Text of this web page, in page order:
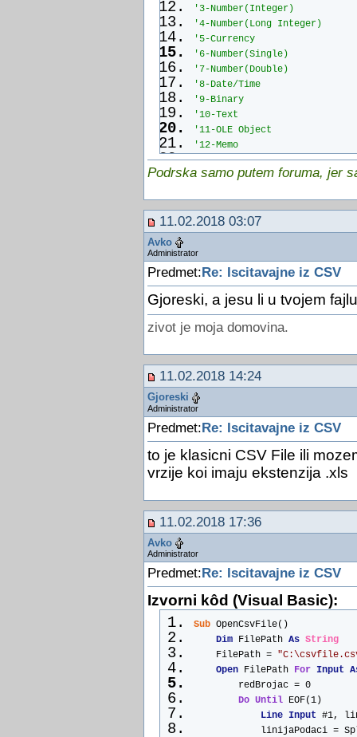
'3-Number(Integer)
'4-Number(Long Integer)
'5-Currency
'6-Number(Single)
'7-Number(Double)
'8-Date/Time
'9-Binary
'10-Text
'11-OLE Object
'12-Memo
Set Db = CurrentDb()
tdf.Fields.Append fld
Set
Set fld = Nothing
Nothing
End
Function
Function
Dim fld As DAO.Field
Dim tdf As DAO.TableDef
Set
For Each tdf In Db.TableDefs
If tdf.Name = ImeTabele Then
DoCmd.DeleteObject acTable,
End If
Next tdf
Set Db = CurrentDb
Set tdf =
fld.Attributes =
With tdf.Fields
.Append fld
.Refresh
Db.TableDefs.Append tdf
Set fld = Nothing
Set tdf =
Nothing
Set Db = Nothing
Function
ImportCSV(ImeCsv
DAO.Database
Podrska samo putem foruma, jer
11.02.2018 03:07
Avko
Administrator
Predmet: Re: Iscitavajne iz CSV
Gjoreski, a jesu li u tvojem
zivot je moja domovina.
11.02.2018 14:24
Gjoreski
Administrator
Predmet:Re: Iscitavajne iz CSV
to je klasicni CSV File ili
vrzije koi imaju ekstenzija .xls
11.02.2018 17:36
Avko
Administrator
Predmet: Re: Iscitavajne iz CSV
Izvorni kôd (Visual Basic):
Sub OpenCsvFile()
Dim FilePath As String
FilePath =
Open FilePath For Input
redBrojac = 0
Do Until EOF(1)
Line
Input #1,
linijaPodaci =